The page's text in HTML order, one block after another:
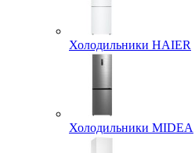
Холодильники HAIER
Холодильники MIDEA